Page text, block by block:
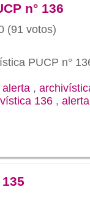
n° 136
(91 votos)
PUCP n°
alerta ,
136 ,